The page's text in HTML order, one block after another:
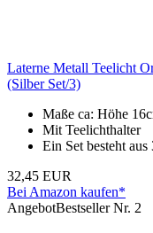
Laterne Metall Teelicht
(Silber Set/3)
Maße ca: Höhe
Mit Teelichthalter
Ein Set besteht
32,45 EUR
Bei Amazon kaufen*
AngebotBestseller Nr. 2